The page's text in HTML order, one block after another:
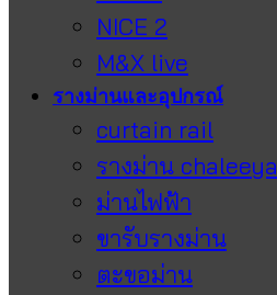
NICE 2
M&X live
รางม่านและอุปกรณ์
curtain rail
รางม่าน chaleeya
ม่านไฟฟ้า
ขารับรางม่าน
ตะขอม่าน